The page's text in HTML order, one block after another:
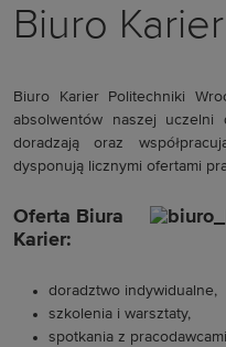
Biuro Karier
Biuro Karier Politechniki
absolwentów naszej
doradzają oraz
dysponują licznymi ofertami
Oferta Biura
Karier:
doradztwo indywidualne,
szkolenia i warsztaty,
spotkania z